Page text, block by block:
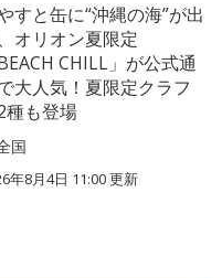
すと缶に“沖縄の海”が出
オリオン夏限定
BEACH CHILL」が公式通
大人気！夏限定クラフ
種も登場
国
年8月4日 11:00更新